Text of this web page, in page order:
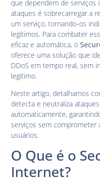
que dependem de serviços
ataques é sobrecarregar a
um serviço, tornando-os
legítimos. Para combater
eficaz e automática, o
oferece uma solução que
DDoS em tempo real, sem
legítimo.
Neste artigo, detalhamos
detecta e neutraliza
automaticamente,
serviços sem comprometer
usuários.
O Que é o
Internet?